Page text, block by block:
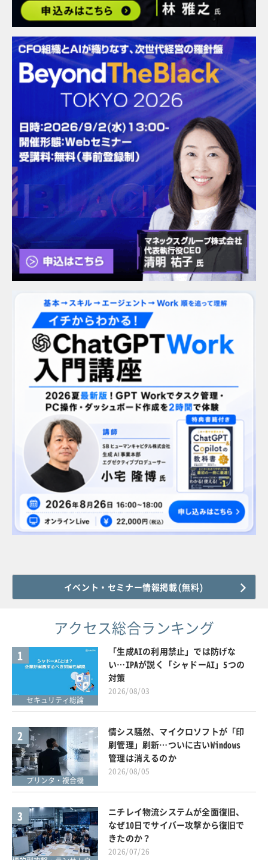
イベント・セミナー情報掲載(無料)
アクセス総合ランキング
1
セキュリティ総論
「生成AIの利用禁止」では防げな
い…IPAが説く「シャドーAI」5つの
対策
2026/08/03
2
プリンタ・複合機
情シス騒然、マイクロソフトが「印
刷管理」刷新…ついに古いWindows
管理は消えるのか
2026/08/05
3
ニチレイ物流システムが全面復旧、
なぜ10日でサイバー攻撃から復旧で
きたのか？
2026/07/26